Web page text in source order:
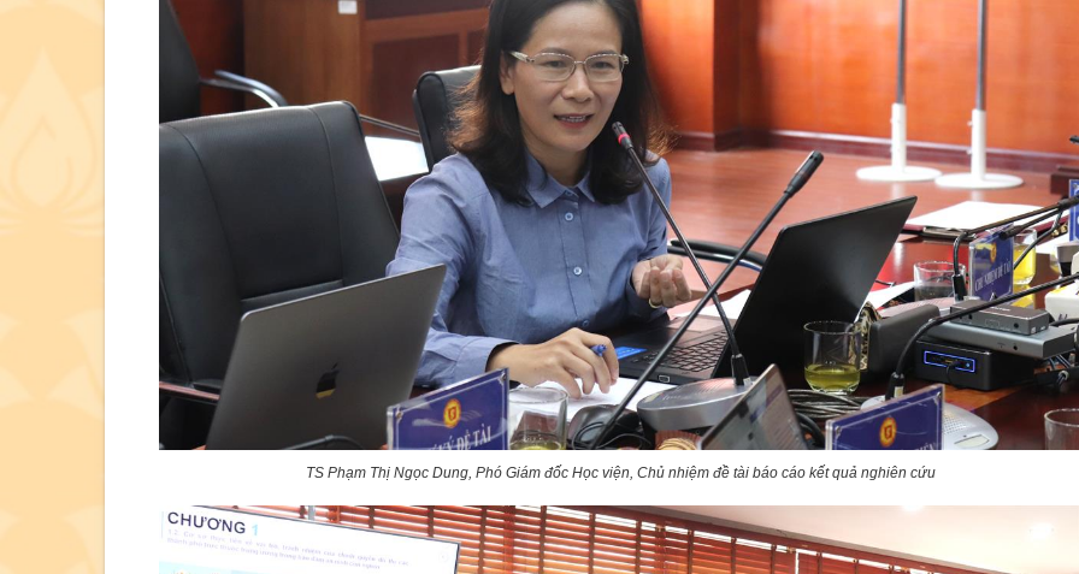
TS Phạm Thị Ngọc Dung, Phó Giám đốc Học viện, Chủ nhiệm đề tàibáo cáo kết quả nghiên cứu